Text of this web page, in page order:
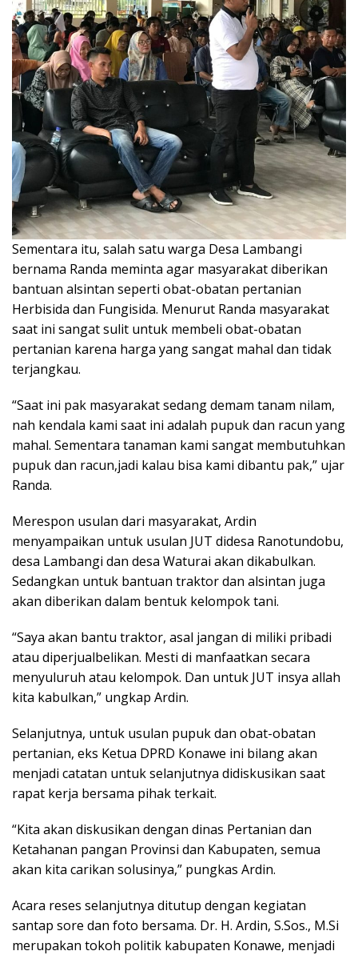
Sementara itu, salah satu warga Desa Lambangi
bernama Randa meminta agar masyarakat diberikan
bantuan alsintan seperti obat-obatan pertanian
Herbisida dan Fungisida. Menurut Randa masyarakat
saat ini sangat sulit untuk membeli obat-obatan
pertanian karena harga yang sangat mahal dan tidak
terjangkau.
“Saat ini pak masyarakat sedang demam tanam nilam,
nah kendala kami saat ini adalah pupuk dan racun yang
mahal. Sementara tanaman kami sangat membutuhkan
pupuk dan racun,jadi kalau bisa kami dibantu pak,” ujar
Randa.
Merespon usulan dari masyarakat, Ardin
menyampaikan untuk usulan JUT didesa Ranotundobu,
desa Lambangi dan desa Waturai akan dikabulkan.
Sedangkan untuk bantuan traktor dan alsintan juga
akan diberikan dalam bentuk kelompok tani.
“Saya akan bantu traktor, asal jangan di miliki pribadi
atau diperjualbelikan. Mesti di manfaatkan secara
menyuluruh atau kelompok. Dan untuk JUT insya allah
kita kabulkan,” ungkap Ardin.
Selanjutnya, untuk usulan pupuk dan obat-obatan
pertanian, eks Ketua DPRD Konawe ini bilang akan
menjadi catatan untuk selanjutnya didiskusikan saat
rapat kerja bersama pihak terkait.
“Kita akan diskusikan dengan dinas Pertanian dan
Ketahanan pangan Provinsi dan Kabupaten, semua
akan kita carikan solusinya,” pungkas Ardin.
Acara reses selanjutnya ditutup dengan kegiatan
santap sore dan foto bersama. Dr. H. Ardin, S.Sos., M.Si
merupakan tokoh politik kabupaten Konawe, menjadi